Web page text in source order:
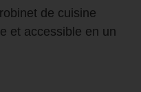
de cuisine
et accessible en un